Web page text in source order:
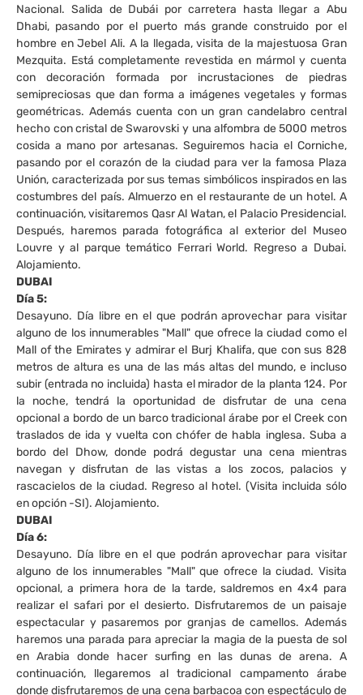
Nacional. Salida de Dubái por carretera hasta llegar a Abu
Dhabi, pasando por el puerto más grande construido por el
hombre en Jebel Ali. A la llegada, visita de la majestuosa Gran
Mezquita. Está completamente revestida en mármol y cuenta
con decoración formada por incrustaciones de piedras
semipreciosas que dan forma a imágenes vegetales y formas
geométricas. Además cuenta con un gran candelabro central
hecho con cristal de Swarovski y una alfombra de 5000 metros
cosida a mano por artesanas. Seguiremos hacia el Corniche,
pasando por el corazón de la ciudad para ver la famosa Plaza
Unión, caracterizada por sus temas simbólicos inspirados en las
costumbres del país. Almuerzo en el restaurante de un hotel. A
continuación, visitaremos Qasr Al Watan, el Palacio Presidencial.
Después, haremos parada fotográfica al exterior del Museo
Louvre y al parque temático Ferrari World. Regreso a Dubai.
Alojamiento.
DUBAI
Día 5:
Desayuno. Día libre en el que podrán aprovechar para visitar
alguno de los innumerables "Mall" que ofrece la ciudad como el
Mall of the Emirates y admirar el Burj Khalifa, que con sus 828
metros de altura es una de las más altas del mundo, e incluso
subir (entrada no incluida) hasta el mirador de la planta 124. Por
la noche, tendrá la oportunidad de disfrutar de una cena
opcional a bordo de un barco tradicional árabe por el Creek con
traslados de ida y vuelta con chófer de habla inglesa. Suba a
bordo del Dhow, donde podrá degustar una cena mientras
navegan y disfrutan de las vistas a los zocos, palacios y
rascacielos de la ciudad. Regreso al hotel. (Visita incluida sólo
en opción -SI). Alojamiento.
DUBAI
Día 6:
Desayuno. Día libre en el que podrán aprovechar para visitar
alguno de los innumerables "Mall" que ofrece la ciudad. Visita
opcional, a primera hora de la tarde, saldremos en 4x4 para
realizar el safari por el desierto. Disfrutaremos de un paisaje
espectacular y pasaremos por granjas de camellos. Además
haremos una parada para apreciar la magia de la puesta de sol
en Arabia donde hacer surfing en las dunas de arena. A
continuación, llegaremos al tradicional campamento árabe
donde disfrutaremos de una cena barbacoa con espectáculo de